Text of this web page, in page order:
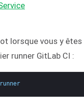
lorsque vous y
runner GitLab CI :
runner